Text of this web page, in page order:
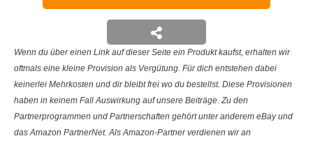
Wenn du über einen Link auf dieser Seite ein Produkt kaufst, erhalten wir
oftmals eine kleine Provision als Vergütung. Für dich entstehen dabei
keinerlei Mehrkosten und dir bleibt frei wo du bestellst. Diese Provisionen
haben in keinem Fall Auswirkung auf unsere Beiträge. Zu den
Partnerprogrammen und Partnerschaften gehört unter anderem eBay und
das Amazon PartnerNet. Als Amazon-Partner verdienen wir an